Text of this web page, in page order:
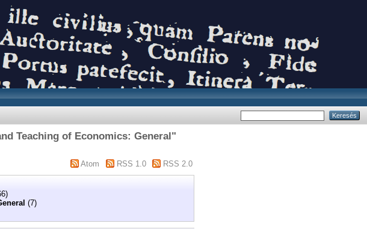
Teaching of Economics: General"
Atom RSS 1.0 RSS 2.0
(7)